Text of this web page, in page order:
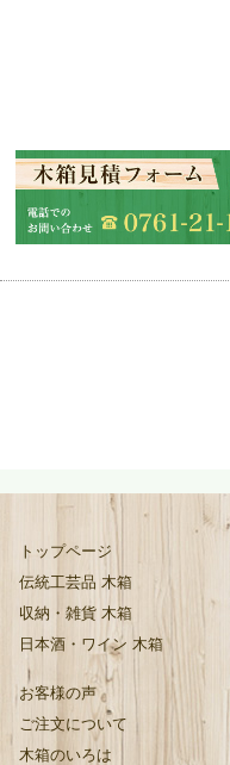
トップページ
伝統工芸品 木箱
収納・雑貨 木箱
日本酒・ワイン 木箱
お客様の声
ご注文について
木箱のいろは